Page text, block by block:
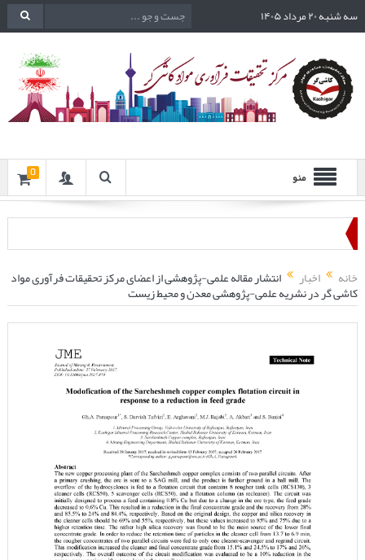
سه شنبه ۲۰ مرداد ۱۴۰۵
منو 0
خانه اخبار انتشار مقاله علمی-پژوهشی از اعضای مرکز تحقیقات فرآوری مواد
کاشی گر در نشریه علمی-پژوهشی معدن و محیط زیست